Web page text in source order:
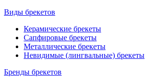
Виды брекетов
Керамические брекеты
Сапфировые брекеты
Металлические брекеты
Невидимые (лингвальные) брекеты
Бренды брекетов